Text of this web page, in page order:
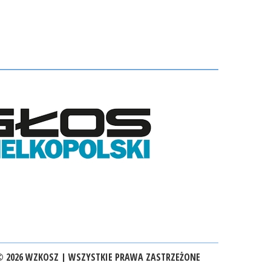
WZKOSZ | WSZYSTKIE PRAWA ZASTRZEŻONE